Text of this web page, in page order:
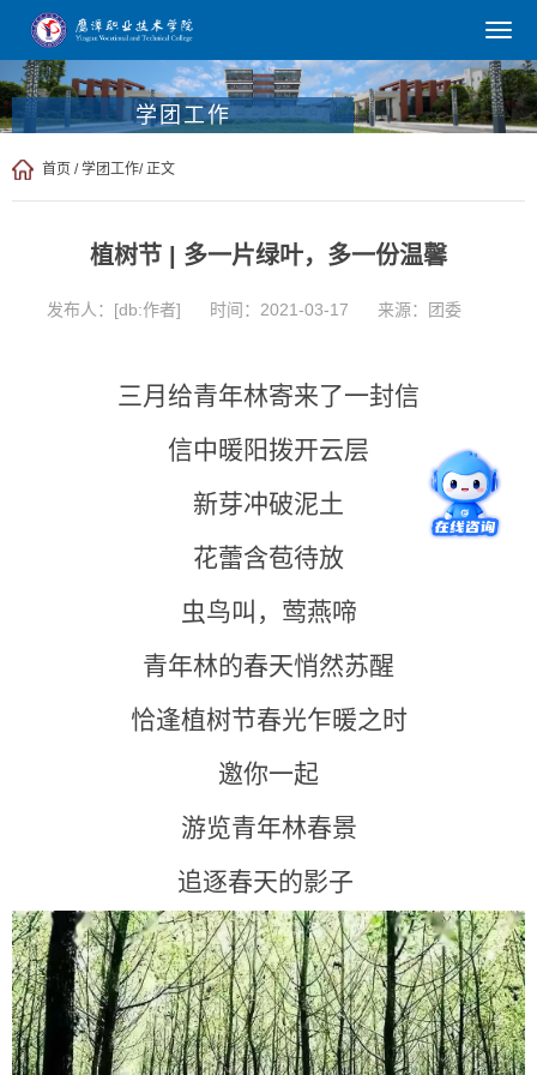
学团工作
首页 /学团工作/ 正文
植树节 | 多一片绿叶，多一份温馨
发布人：[db:作者] 时间：2021-03-17 来源：团委
三月给青年林寄来了一封信
信中暖阳拨开云层
新芽冲破泥土
花蕾含苞待放
虫鸟叫，莺燕啼
青年林的春天悄然苏醒
恰逢植树节春光乍暖之时
邀你一起
游览青年林春景
追逐春天的影子